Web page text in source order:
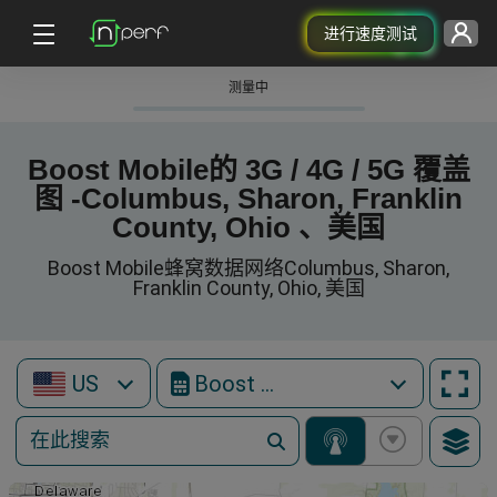
进行速度测试
测量中
Boost Mobile的 3G / 4G / 5G 覆盖
图 -Columbus, Sharon, Franklin
County, Ohio 、美国
Boost Mobile蜂窝数据网络Columbus, Sharon,
Franklin County, Ohio, 美国
US Boost Mobile